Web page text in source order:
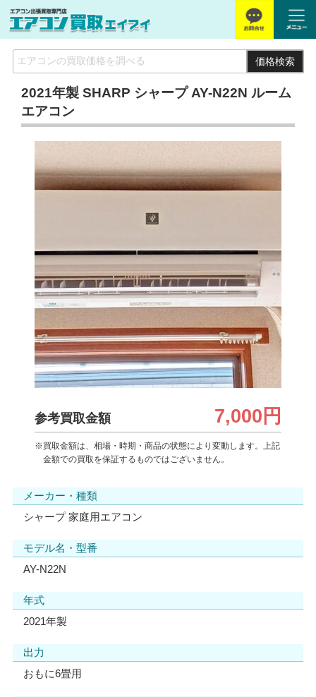
価格検索
2021年製 SHARP シャープ AY-N22N ルーム
エアコン
参考買取金額 7,000円
※買取金額は、相場・時期・商品の状態により変動します。上記
金額での買取を保証するものではございません。
メーカー・種類
シャープ 家庭用エアコン
モデル名・型番
AY-N22N
年式
2021年製
出力
おもに6畳用